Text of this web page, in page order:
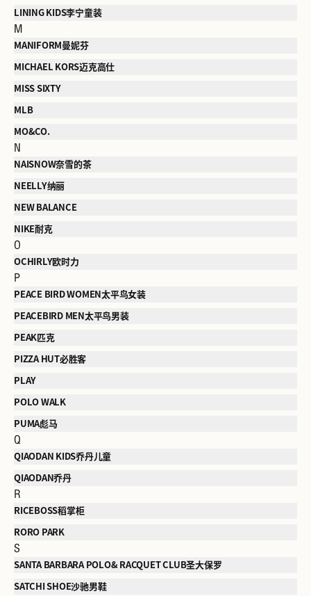
LINING KIDS李宁童装
M
MANIFORM曼妮芬
MICHAEL KORS迈克高仕
MISS SIXTY
MLB
MO&CO.
N
NAISNOW奈雪的茶
NEELLY纳丽
NEW BALANCE
NIKE耐克
O
OCHIRLY欧时力
P
PEACE BIRD WOMEN太平鸟女装
PEACEBIRD MEN太平鸟男装
PEAK匹克
PIZZA HUT必胜客
PLAY
POLO WALK
PUMA彪马
Q
QIAODAN KIDS乔丹儿童
QIAODAN乔丹
R
RICEBOSS稻掌柜
RORO PARK
S
SANTA BARBARA POLO& RACQUET CLUB圣大保罗
SATCHI SHOE沙驰男鞋